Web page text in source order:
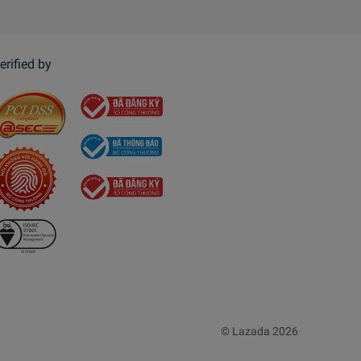
by
© Lazada 2026